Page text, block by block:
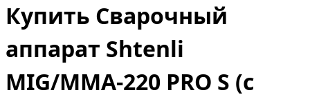
Купить Сварочный
аппарат Shtenli
MIG/MMA-220 PRO S (с